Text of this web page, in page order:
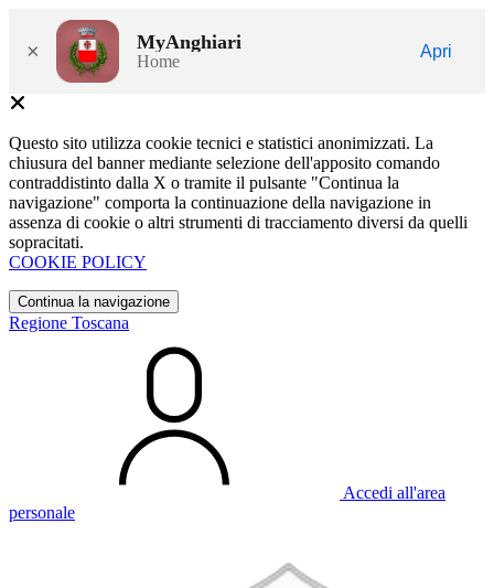
× MyAnghiari
Home
Apri
Questo sito utilizza cookie tecnici e statistici anonimizzati. La
chiusura del banner mediante selezione dell'apposito comando
contraddistinto dalla X o tramite il pulsante "Continua la
navigazione" comporta la continuazione della navigazione in
assenza di cookie o altri strumenti di tracciamento diversi da quelli
sopracitati.
COOKIE POLICY
Continua la navigazione
Regione Toscana
Accedi all'area
personale